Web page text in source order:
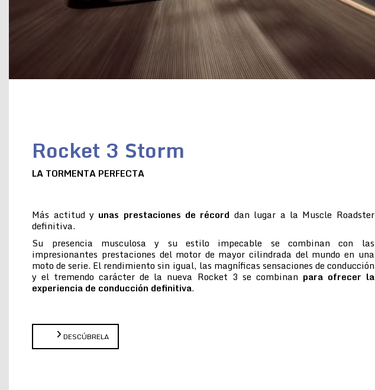
Rocket 3 Storm
LA TORMENTA PERFECTA
Más actitud y unas prestaciones de récord dan lugar a la Muscle Roadster
definitiva.
Su presencia musculosa y su estilo impecable se combinan con las
impresionantes prestaciones del motor de mayor cilindrada del mundo en una
moto de serie. El rendimiento sin igual, las magníficas sensaciones de conducción
y el tremendo carácter de la nueva Rocket 3 se combinan para ofrecer la
experiencia de conducción definitiva.
DESCÚBRELA